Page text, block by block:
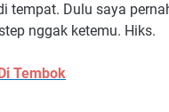
tempat. Dulu saya
nggak ketemu. Hiks.
Tembok